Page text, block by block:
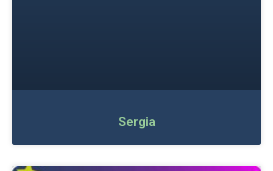
Sergia